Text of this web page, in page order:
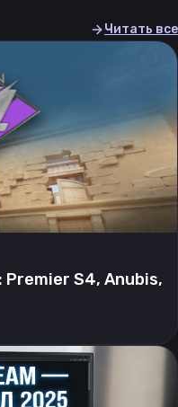
Читать все
Premier S4, Anubis,